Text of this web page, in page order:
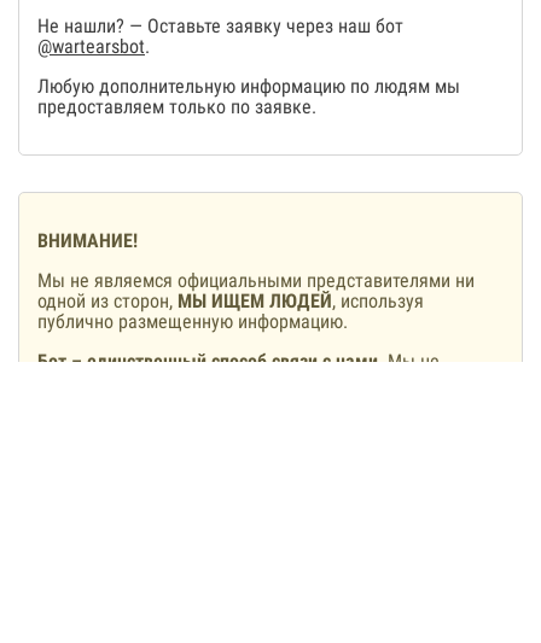
Не нашли? — Оставьте заявку через наш бот
@wartearsbot.
Любую дополнительную информацию по людям мы
предоставляем только по заявке.
ВНИМАНИЕ!
Мы не являемся официальными представителями ни
одной из сторон, МЫ ИЩЕМ ЛЮДЕЙ, используя
публично размещенную информацию.
Бот – единственный способ связи с нами . Мы не